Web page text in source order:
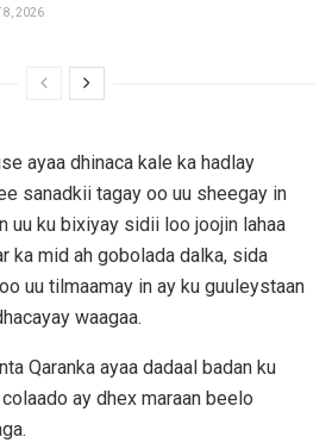
8, 2026
ayaa dhinaca kale ka hadlay
sanadkii tagay oo uu sheegay in
uu ku bixiyay sidii loo joojin lahaa
ka mid ah gobolada dalka, sida
uu tilmaamay in ay ku guuleystaan
waagaa.
Qaranka ayaa dadaal badan ku
ay dhex maraan beelo